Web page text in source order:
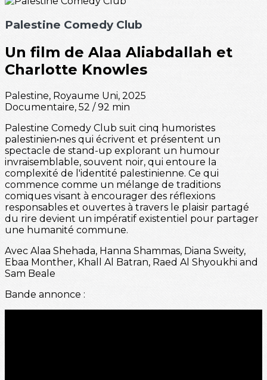
Palestine Comedy Club
Un film de Alaa Aliabdallah et
Charlotte Knowles
Palestine, Royaume Uni, 2025
Documentaire, 52 / 92 min
Palestine Comedy Club suit cinq humoristes
palestinien•nes qui écrivent et présentent un
spectacle de stand-up explorant un humour
invraisemblable, souvent noir, qui entoure la
complexité de l'identité palestinienne. Ce qui
commence comme un mélange de traditions
comiques visant à encourager des réflexions
responsables et ouvertes à travers le plaisir partagé
du rire devient un impératif existentiel pour partager
une humanité commune.
Avec Alaa Shehada, Hanna Shammas, Diana Sweity,
Ebaa Monther, Khall Al Batran, Raed Al Shyoukhi and
Sam Beale
Bande annonce :